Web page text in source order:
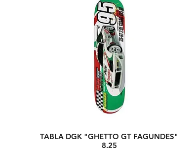
Vista rápida
TABLA DGK "GHETTO GT FAGUNDES"
8.25